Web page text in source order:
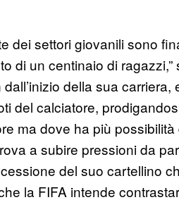
dei settori giovanili sono
di un centinaio di
della sua
del calciatore,
ma dove ha più
a subire pressioni da
del suo cartellino
la FIFA intende